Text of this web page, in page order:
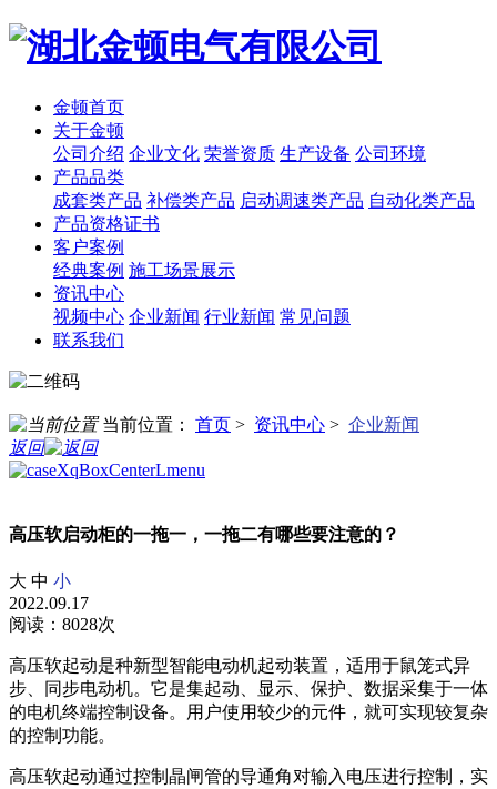
金顿首页
关于金顿
公司介绍 企业文化 荣誉资质 生产设备 公司环境
产品品类
成套类产品 补偿类产品 启动调速类产品 自动化类产品
产品资格证书
客户案例
经典案例 施工场景展示
资讯中心
视频中心 企业新闻 行业新闻 常见问题
联系我们
当前位置： 首页 > 资讯中心 > 企业新闻
返回
高压软启动柜的一拖一，一拖二有哪些要注意的？
大 中 小
2022.09.17
阅读：8028次
高压软起动是种新型智能电动机起动装置，适用于鼠笼式异
步、同步电动机。它是集起动、显示、保护、数据采集于一体
的电机终端控制设备。用户使用较少的元件，就可实现较复杂
的控制功能。
高压软起动通过控制晶闸管的导通角对输入电压进行控制，实